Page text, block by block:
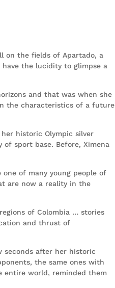
on the fields of Apartado, a
the lucidity to glimpse a
and that was when she
the characteristics of a future
historic Olympic silver
sport base. Before, Ximena
of many young people of
are now a reality in the
of Colombia … stories
and thrust of
seconds after her historic
the same ones with
entire world, reminded them